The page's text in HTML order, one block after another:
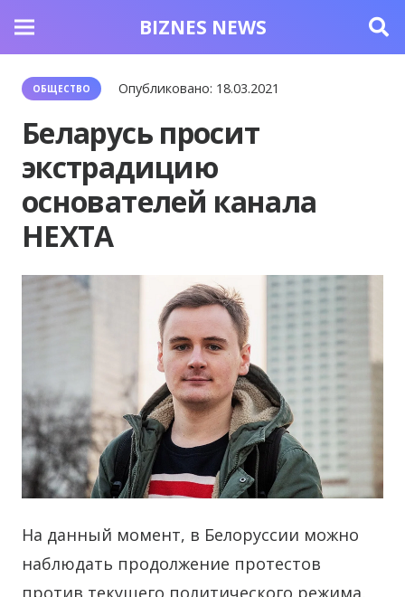
BIZNES NEWS
ОБЩЕСТВО Опубликовано: 18.03.2021
Беларусь просит
экстрадицию
основателей канала
НЕХТА
На данный момент, в Белоруссии можно
наблюдать продолжение протестов
против текущего политического режима,